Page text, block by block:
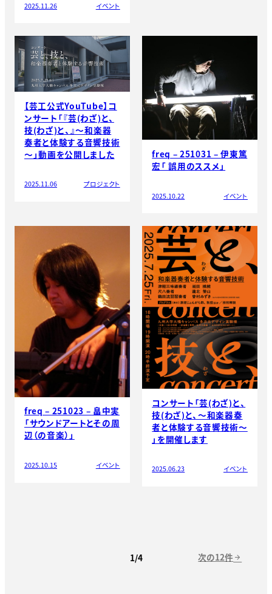
2025.11.26 イベント
【芸工公式YouTube】コ
ンサート「『芸(わざ)と、
技(わざ)と、』～和楽器
奏者と体験する音響技術
～」動画を公開しました
2025.11.06 プロジェクト
freq – 251031 – 伊東篤
宏「 誤用のススメ」
2025.10.22 イベント
freq – 251023 – 畠中実
「サウンドアートとその周
辺（の音楽）」
2025.10.15 イベント
コンサート「芸(わざ)と、
技(わざ)と、～和楽器奏
者と体験する音響技術～
」を開催します
2025.06.23 イベント
次の12件 arrow_forward
1/4